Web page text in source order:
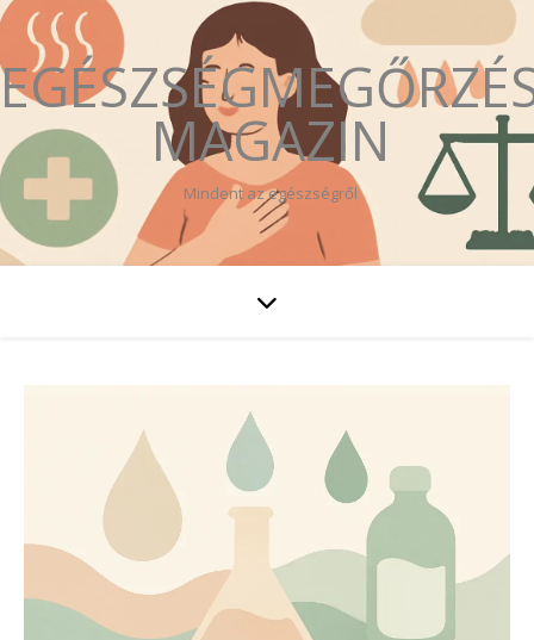
MAGAZIN
Mindent az egészségről